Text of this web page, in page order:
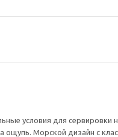
условия для сервировки
Морской дизайн с